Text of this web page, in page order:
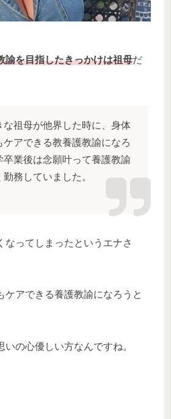
諭を目指したきっかけは祖母だ
な祖母が他界した時に、身体
アできる教養護教諭になろ
卒業後は念願叶って養護教諭
務していました。
なってしまったというエナさ
ケアできる養護教諭になろうと
いの心優しい方なんですね。